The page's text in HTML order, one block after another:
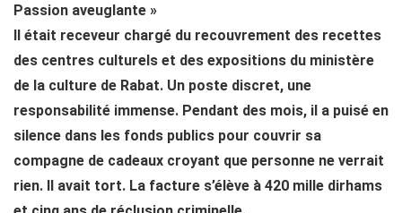
Passion aveuglante »
Il était receveur chargé du recouvrement des recettes
des centres culturels et des expositions du ministère
de la culture de Rabat. Un poste discret, une
responsabilité immense. Pendant des mois, il a puisé en
silence dans les fonds publics pour couvrir sa
compagne de cadeaux croyant que personne ne verrait
rien. Il avait tort. La facture s’élève à 420 mille dirhams